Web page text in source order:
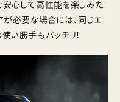
安心して高性能を楽しみた
が必要な場合には、同じエ
い勝手もバッチリ！